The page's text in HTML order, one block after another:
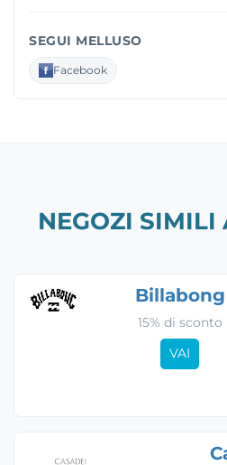
SEGUI MELLUSO
Facebook
NEGOZI SIMILI
Billabong
15% di sconto
VAI